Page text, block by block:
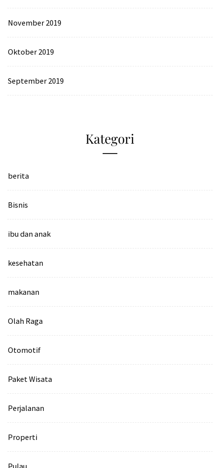
November 2019
Oktober 2019
September 2019
Kategori
berita
Bisnis
ibu dan anak
kesehatan
makanan
Olah Raga
Otomotif
Paket Wisata
Perjalanan
Properti
Pulau